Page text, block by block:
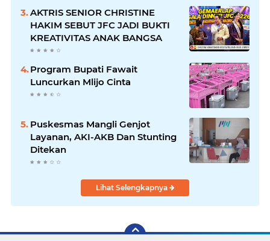
AKTRIS SENIOR CHRISTINE
HAKIM SEBUT JFC JADI BUKTI
KREATIVITAS ANAK BANGSA
Program Bupati Fawait
Luncurkan Mlijo Cinta
Puskesmas Mangli Genjot
Layanan, AKI-AKB Dan Stunting
Ditekan
Lihat Selengkapnya